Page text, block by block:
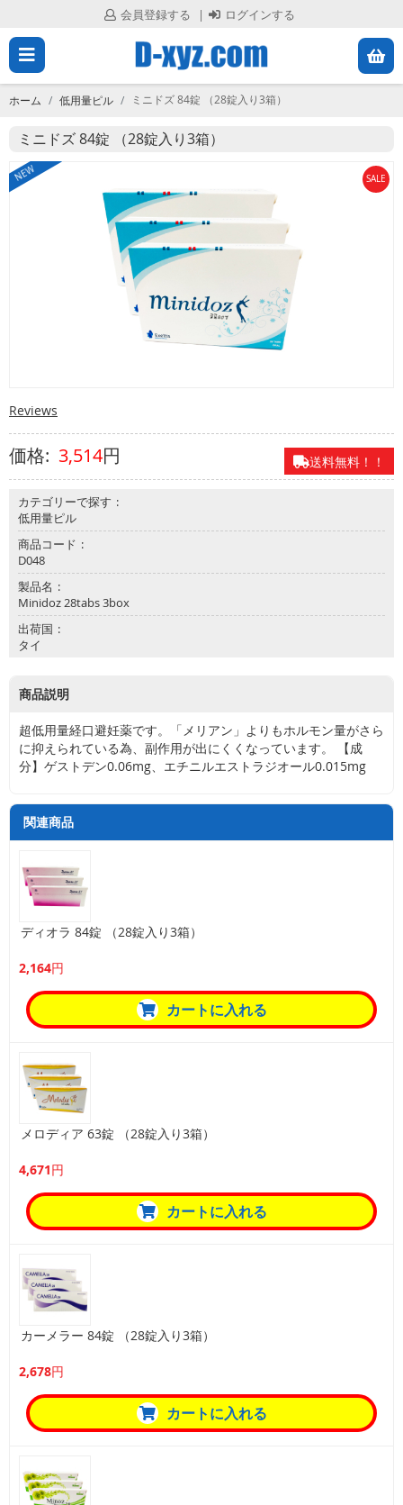
会員登録する ログインする
ニ
を
会
員
登
録
る
べ
て
の
製
お
問
合
せ
よ
く
あ
質
問
ホーム 低用量ピル ミニドズ 84錠 （28錠入り3箱）
ミニドズ 84錠 （28錠入り3箱）
NEW SALE
Reviews
3,514円 送料無料！！
カテゴリーで探す
低用量ピル
商品コード
D048
製品名
Minidoz 28tabs 3box
出荷国
タイ
商品説明
超低用量経口避妊薬です。「メリアン」よりもホルモン量がさら
に抑えられている為、副作用が出にくくなっています。 【成
分】ゲストデン0.06mg、エチニルエストラジオール0.015mg
関連商品
ディオラ 84錠 （28錠入り3箱）
2,164円
カートに入れる
メロディア 63錠 （28錠入り3箱）
4,671円
カートに入れる
カーメラー 84錠 （28錠入り3箱）
2,678円
カートに入れる